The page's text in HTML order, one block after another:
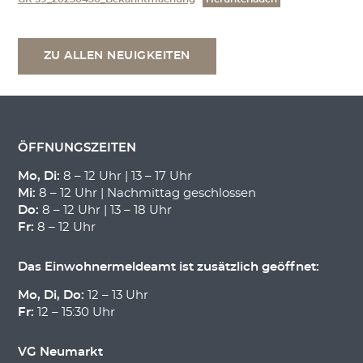
ZU ALLEN NEUIGKEITEN
ÖFFNUNGSZEITEN
Mo, Di: 8 – 12 Uhr | 13 – 17 Uhr
Mi: 8 – 12 Uhr | Nachmittag geschlossen
Do: 8 – 12 Uhr | 13 – 18 Uhr
Fr: 8 – 12 Uhr
Das Einwohnermeldeamt ist zusätzlich geöffnet:
Mo, Di, Do: 12 – 13 Uhr
Fr: 12 – 15:30 Uhr
VG Neumarkt